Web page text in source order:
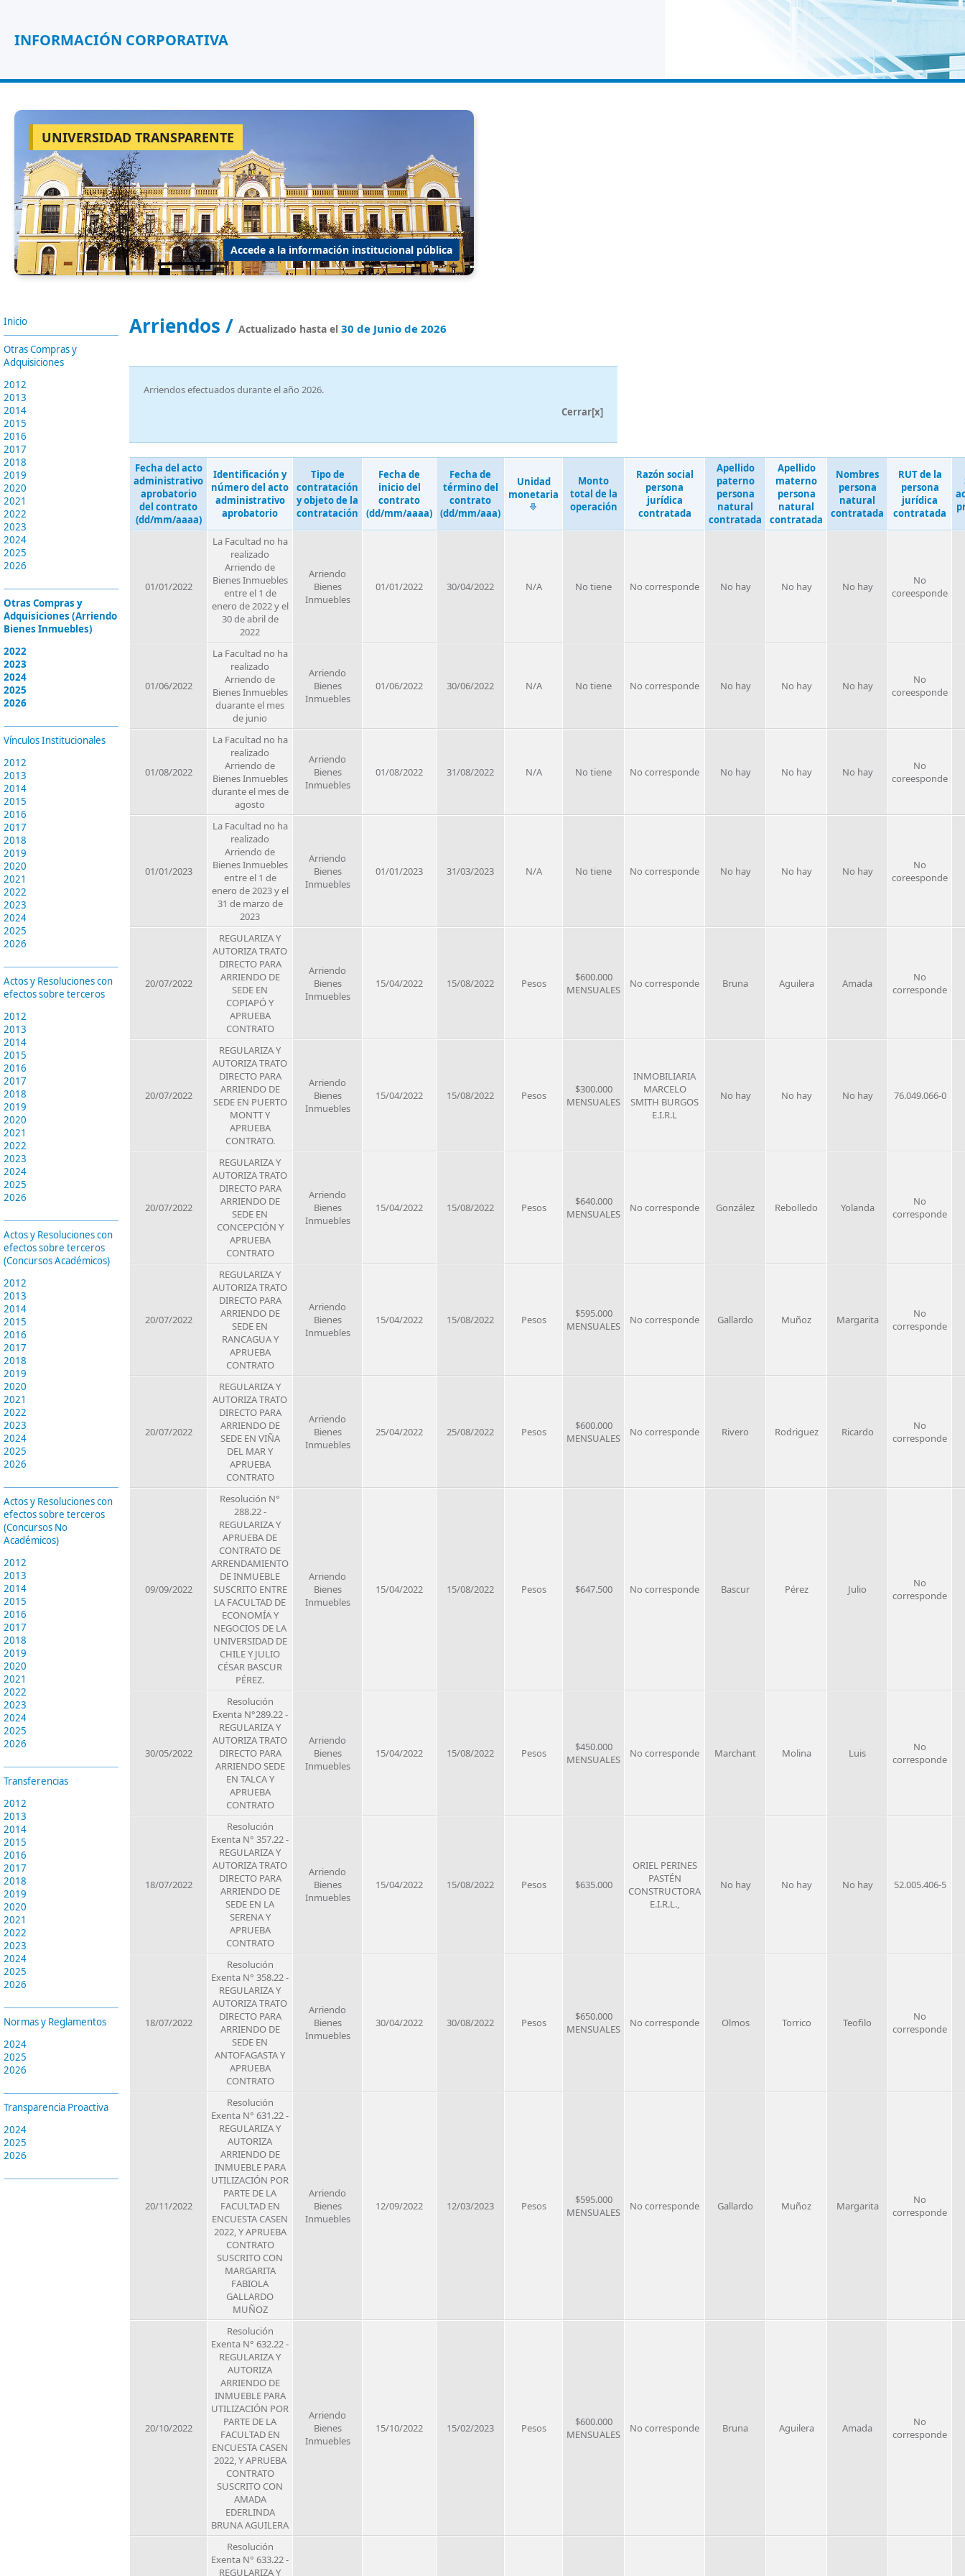
INFORMACIÓN CORPORATIVA
UNIVERSIDAD TRANSPARENTE
Accede a la información institucional pública
Inicio
Otras Compras y
Adquisiciones
2012
2013
2014
2015
2016
2017
2018
2019
2020
2021
2022
2023
2024
2025
2026
Otras Compras y
Adquisiciones (Arriendo
Bienes Inmuebles)
2022
2023
2024
2025
2026
Vínculos Institucionales
2012
2013
2014
2015
2016
2017
2018
2019
2020
2021
2022
2023
2024
2025
2026
Actos y Resoluciones con
efectos sobre terceros
2012
2013
2014
2015
2016
2017
2018
2019
2020
2021
2022
2023
2024
2025
2026
Actos y Resoluciones con
efectos sobre terceros
(Concursos Académicos)
2012
2013
2014
2015
2016
2017
2018
2019
2020
2021
2022
2023
2024
2025
2026
Actos y Resoluciones con
efectos sobre terceros
(Concursos No
Académicos)
2012
2013
2014
2015
2016
2017
2018
2019
2020
2021
2022
2023
2024
2025
2026
Transferencias
2012
2013
2014
2015
2016
2017
2018
2019
2020
2021
2022
2023
2024
2025
2026
Normas y Reglamentos
2024
2025
2026
Transparencia Proactiva
2024
2025
2026
Arriendos / Actualizado hasta el 30 de Junio de 2026
Arriendos efectuados durante el año 2026.
Cerrar[x]
Fecha del acto
administrativo
aprobatorio
del contrato
(dd/mm/aaaa)
Identificación y
número del acto
administrativo
aprobatorio
Tipo de
contratación
y objeto de la
contratación
Fecha de
inicio del
contrato
(dd/mm/aaaa)
Fecha de
término del
contrato
(dd/mm/aaa)
Unidad
monetaria
Monto
total de la
operación
Razón social
persona
jurídica
contratada
Apellido
paterno
persona
natural
contratada
Apellido
materno
persona
natural
contratada
Nombres
persona
natural
contratada
RUT de la
persona
jurídica
contratada
01/01/2022
La Facultad no ha
realizado
Arriendo de
Bienes Inmuebles
entre el 1 de
enero de 2022 y el
30 de abril de
2022
Arriendo
Bienes
Inmuebles
01/01/2022 30/04/2022 N/A No tiene No corresponde No hay No hay No hay
No
coreesponde
01/06/2022
La Facultad no ha
realizado
Arriendo de
Bienes Inmuebles
duarante el mes
de junio
Arriendo
Bienes
Inmuebles
01/06/2022 30/06/2022 N/A No tiene No corresponde No hay No hay No hay
No
coreesponde
01/08/2022
La Facultad no ha
realizado
Arriendo de
Bienes Inmuebles
durante el mes de
agosto
Arriendo
Bienes
Inmuebles
01/08/2022 31/08/2022 N/A No tiene No corresponde No hay No hay No hay
No
coreesponde
01/01/2023
La Facultad no ha
realizado
Arriendo de
Bienes Inmuebles
entre el 1 de
enero de 2023 y el
31 de marzo de
2023
Arriendo
Bienes
Inmuebles
01/01/2023 31/03/2023 N/A No tiene No corresponde No hay No hay No hay
No
coreesponde
20/07/2022
REGULARIZA Y
AUTORIZA TRATO
DIRECTO PARA
ARRIENDO DE
SEDE EN
COPIAPÓ Y
APRUEBA
CONTRATO
Arriendo
Bienes
Inmuebles
15/04/2022 15/08/2022 Pesos
$600.000
MENSUALES
No corresponde Bruna Aguilera Amada
No
corresponde
20/07/2022
REGULARIZA Y
AUTORIZA TRATO
DIRECTO PARA
ARRIENDO DE
SEDE EN PUERTO
MONTT Y
APRUEBA
CONTRATO.
Arriendo
Bienes
Inmuebles
15/04/2022 15/08/2022 Pesos
$300.000
MENSUALES
INMOBILIARIA
MARCELO
SMITH BURGOS
E.I.R.L
No hay No hay No hay 76.049.066-0
20/07/2022
REGULARIZA Y
AUTORIZA TRATO
DIRECTO PARA
ARRIENDO DE
SEDE EN
CONCEPCIÓN Y
APRUEBA
CONTRATO
Arriendo
Bienes
Inmuebles
15/04/2022 15/08/2022 Pesos
$640.000
MENSUALES
No corresponde González Rebolledo Yolanda
No
corresponde
20/07/2022
REGULARIZA Y
AUTORIZA TRATO
DIRECTO PARA
ARRIENDO DE
SEDE EN
RANCAGUA Y
APRUEBA
CONTRATO
Arriendo
Bienes
Inmuebles
15/04/2022 15/08/2022 Pesos
$595.000
MENSUALES
No corresponde Gallardo Muñoz Margarita
No
corresponde
20/07/2022
REGULARIZA Y
AUTORIZA TRATO
DIRECTO PARA
ARRIENDO DE
SEDE EN VIÑA
DEL MAR Y
APRUEBA
CONTRATO
Arriendo
Bienes
Inmuebles
25/04/2022 25/08/2022 Pesos
$600.000
MENSUALES
No corresponde Rivero Rodriguez Ricardo
No
corresponde
09/09/2022
Resolución N°
288.22 -
REGULARIZA Y
APRUEBA DE
CONTRATO DE
ARRENDAMIENTO
DE INMUEBLE
SUSCRITO ENTRE
LA FACULTAD DE
ECONOMÍA Y
NEGOCIOS DE LA
UNIVERSIDAD DE
CHILE Y JULIO
CÉSAR BASCUR
PÉREZ.
Arriendo
Bienes
Inmuebles
15/04/2022 15/08/2022 Pesos $647.500 No corresponde Bascur Pérez Julio
No
corresponde
30/05/2022
Resolución
Exenta N°289.22 -
REGULARIZA Y
AUTORIZA TRATO
DIRECTO PARA
ARRIENDO SEDE
EN TALCA Y
APRUEBA
CONTRATO
Arriendo
Bienes
Inmuebles
15/04/2022 15/08/2022 Pesos
$450.000
MENSUALES
No corresponde Marchant Molina Luis
No
corresponde
18/07/2022
Resolución
Exenta N° 357.22 -
REGULARIZA Y
AUTORIZA TRATO
DIRECTO PARA
ARRIENDO DE
SEDE EN LA
SERENA Y
APRUEBA
CONTRATO
Arriendo
Bienes
Inmuebles
15/04/2022 15/08/2022 Pesos $635.000
ORIEL PERINES
PASTÉN
CONSTRUCTORA
E.I.R.L.,
No hay No hay No hay 52.005.406-5
18/07/2022
Resolución
Exenta N° 358.22 -
REGULARIZA Y
AUTORIZA TRATO
DIRECTO PARA
ARRIENDO DE
SEDE EN
ANTOFAGASTA Y
APRUEBA
CONTRATO
Arriendo
Bienes
Inmuebles
30/04/2022 30/08/2022 Pesos
$650.000
MENSUALES
No corresponde Olmos Torrico Teofilo
No
corresponde
20/11/2022
Resolución
Exenta N° 631.22 -
REGULARIZA Y
AUTORIZA
ARRIENDO DE
INMUEBLE PARA
UTILIZACIÓN POR
PARTE DE LA
FACULTAD EN
ENCUESTA CASEN
2022, Y APRUEBA
CONTRATO
SUSCRITO CON
MARGARITA
FABIOLA
GALLARDO
MUÑOZ
Arriendo
Bienes
Inmuebles
12/09/2022 12/03/2023 Pesos
$595.000
MENSUALES
No corresponde Gallardo Muñoz Margarita
No
corresponde
20/10/2022
Resolución
Exenta N° 632.22 -
REGULARIZA Y
AUTORIZA
ARRIENDO DE
INMUEBLE PARA
UTILIZACIÓN POR
PARTE DE LA
FACULTAD EN
ENCUESTA CASEN
2022, Y APRUEBA
CONTRATO
SUSCRITO CON
AMADA
EDERLINDA
BRUNA AGUILERA
Arriendo
Bienes
Inmuebles
15/10/2022 15/02/2023 Pesos
$600.000
MENSUALES
No corresponde Bruna Aguilera Amada
No
corresponde
Resolución
Exenta N° 633.22 -
REGULARIZA Y